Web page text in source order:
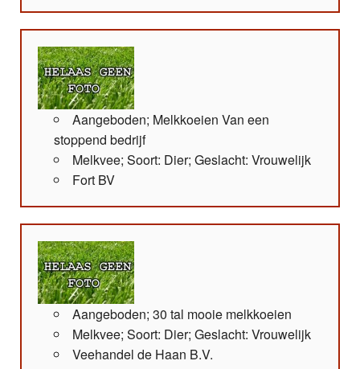
Aangeboden; Melkkoeien Van een
stoppend bedrijf
Melkvee; Soort: Dier; Geslacht: Vrouwelijk
Fort BV
Aangeboden; 30 tal mooie melkkoeien
Melkvee; Soort: Dier; Geslacht: Vrouwelijk
Veehandel de Haan B.V.